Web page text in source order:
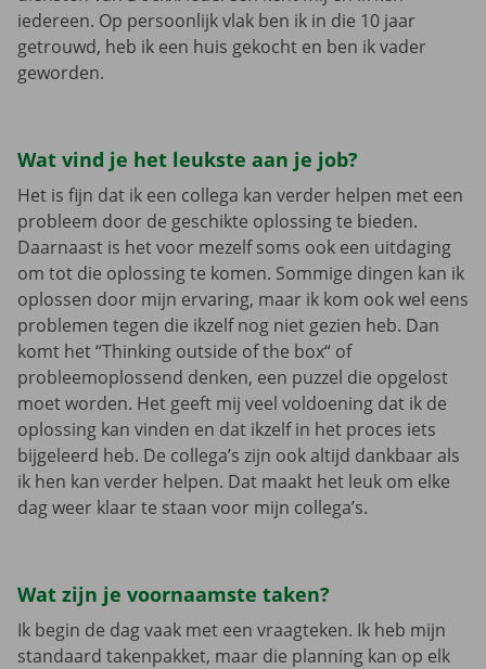
iedereen. Op persoonlijk vlak ben ik in die 10 jaar
getrouwd, heb ik een huis gekocht en ben ik vader
geworden.
Wat vind je het leukste aan je job?
Het is fijn dat ik een collega kan verder helpen met een
probleem door de geschikte oplossing te bieden.
Daarnaast is het voor mezelf soms ook een uitdaging
om tot die oplossing te komen. Sommige dingen kan ik
oplossen door mijn ervaring, maar ik kom ook wel eens
problemen tegen die ikzelf nog niet gezien heb. Dan
komt het “Thinking outside of the box“ of
probleemoplossend denken, een puzzel die opgelost
moet worden. Het geeft mij veel voldoening dat ik de
oplossing kan vinden en dat ikzelf in het proces iets
bijgeleerd heb. De collega’s zijn ook altijd dankbaar als
ik hen kan verder helpen. Dat maakt het leuk om elke
dag weer klaar te staan voor mijn collega’s.
Wat zijn je voornaamste taken?
Ik begin de dag vaak met een vraagteken. Ik heb mijn
standaard takenpakket, maar die planning kan op elk